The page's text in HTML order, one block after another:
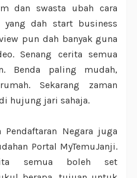
dan swasta ubah cara
yang dah start business
pun dah banyak guna
Senang cerita semua
Benda paling mudah,
Sekarang zaman
hujung jari sahaja.
Negara juga
Portal MyTemuJanji.
semua boleh set